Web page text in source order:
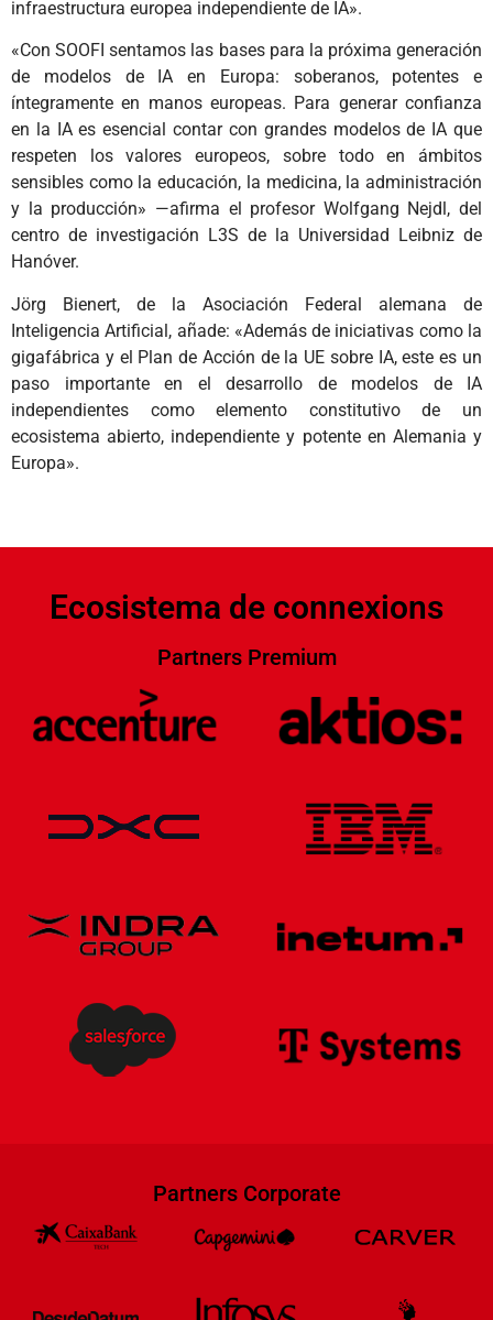
infraestructura europea independiente de IA».
«Con SOOFI sentamos las bases para la próxima generación
de modelos de IA en Europa: soberanos, potentes e
íntegramente en manos europeas. Para generar confianza
en la IA es esencial contar con grandes modelos de IA que
respeten los valores europeos, sobre todo en ámbitos
sensibles como la educación, la medicina, la administración
y la producción» —afirma el profesor Wolfgang Nejdl, del
centro de investigación L3S de la Universidad Leibniz de
Hanóver.
Jörg Bienert, de la Asociación Federal alemana de
Inteligencia Artificial, añade: «Además de iniciativas como la
gigafábrica y el Plan de Acción de la UE sobre IA, este es un
paso importante en el desarrollo de modelos de IA
independientes como elemento constitutivo de un
ecosistema abierto, independiente y potente en Alemania y
Europa».
Ecosistema de connexions
Partners Premium
Partners Corporate